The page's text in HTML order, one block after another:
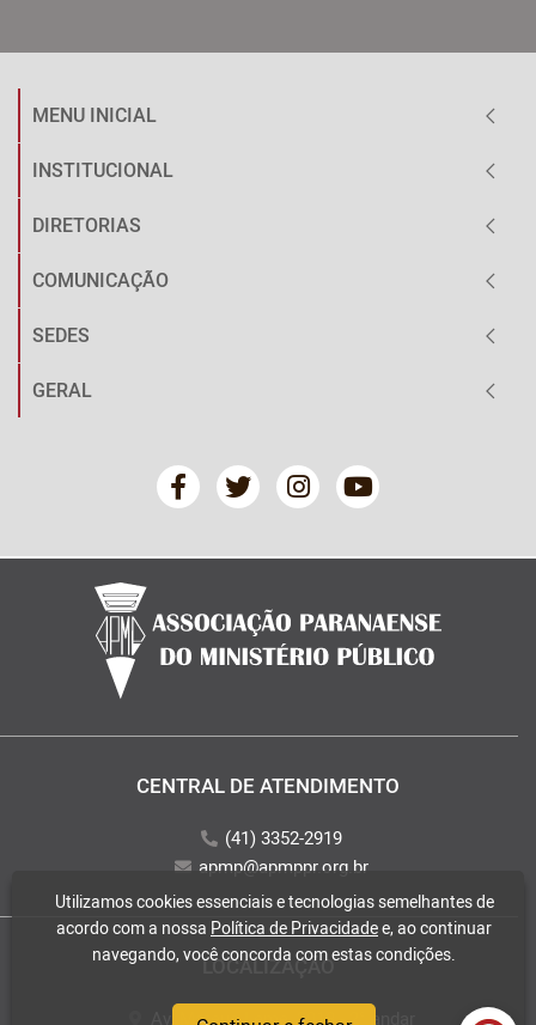
MENU INICIAL
INSTITUCIONAL
DIRETORIAS
COMUNICAÇÃO
SEDES
GERAL
CENTRAL DE ATENDIMENTO
(41) 3352-2919
apmp@apmppr.org.br
LOCALIZAÇÃO
Av. Mateus Leme, 2018 - 2° andar
Utilizamos cookies essenciais e tecnologias semelhantes de
acordo com a nossa Política de Privacidadee, ao continuar
navegando, você concorda com estas condições.